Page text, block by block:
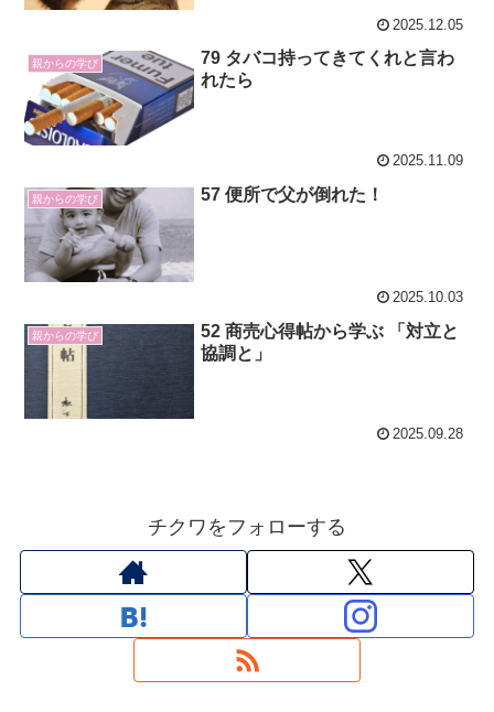
2025.12.05
親からの学び
79 タバコ持ってきてくれと言わ
れたら
2025.11.09
親からの学び 57 便所で父が倒れた！
2025.10.03
親からの学び
52 商売心得帖から学ぶ 「対立と
協調と」
2025.09.28
チクワをフォローする